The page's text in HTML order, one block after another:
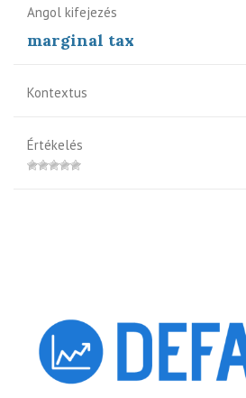
Angol kifejezés
marginal tax
Kontextus
Értékelés